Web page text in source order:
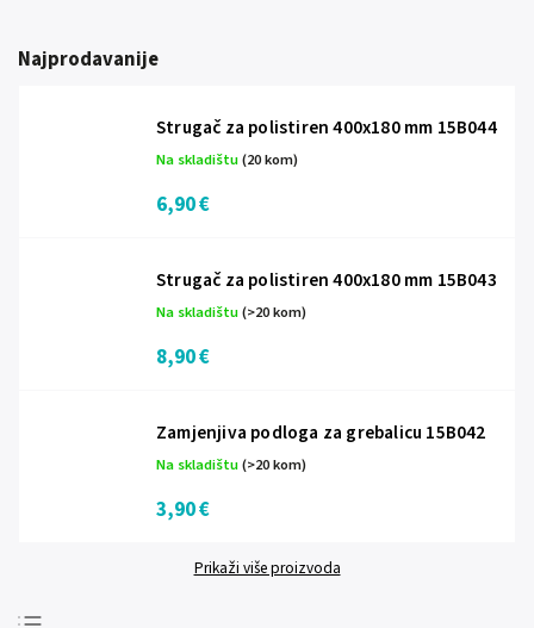
Najprodavanije
Strugač za polistiren 400x180 mm 15B044
Na skladištu(20 kom)
6,90 €
Strugač za polistiren 400x180 mm 15B043
Na skladištu(>20 kom)
8,90 €
Zamjenjiva podloga za grebalicu 15B042
Na skladištu(>20 kom)
3,90 €
Prikaži više proizvoda